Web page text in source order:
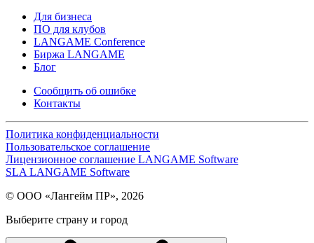
Для бизнеса
ПО для клубов
LANGAME Conference
Биржа LANGAME
Блог
Сообщить об ошибке
Контакты
Политика конфиденциальности
Пользовательское соглашение
Лицензионное соглашение LANGAME Software
SLA LANGAME Software
© ООО «Лангейм ПР», 2026
Выберите страну и город